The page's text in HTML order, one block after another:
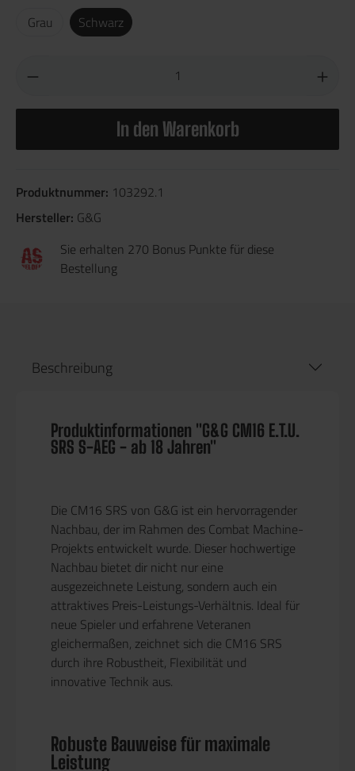
Grau
Schwarz
In den Warenkorb
Produktnummer: 103292.1
Hersteller: G&G
Sie erhalten 270 Bonus Punkte für diese
Bestellung
Beschreibung
Produktinformationen "G&G CM16 E.T.U.
SRS S-AEG - ab 18 Jahren"
Die CM16 SRS von G&G ist ein hervorragender
Nachbau, der im Rahmen des Combat Machine-
Projekts entwickelt wurde. Dieser hochwertige
Nachbau bietet dir nicht nur eine
ausgezeichnete Leistung, sondern auch ein
attraktives Preis-Leistungs-Verhältnis. Ideal für
neue Spieler und erfahrene Veteranen
gleichermaßen, zeichnet sich die CM16 SRS
durch ihre Robustheit, Flexibilität und
innovative Technik aus.
Robuste Bauweise für maximale
Leistung